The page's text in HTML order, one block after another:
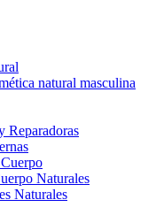
Reparadoras
Naturales
Naturales